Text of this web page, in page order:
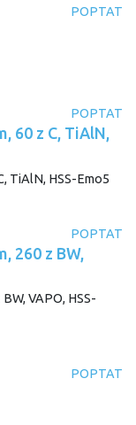
POPTAT
POPTAT
60 z C, TiAlN,
POPTAT
260 z BW,
POPTAT